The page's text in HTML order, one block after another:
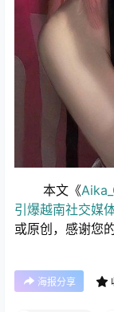
本文《
引爆越南社交媒
或原创，感谢您
海报分享